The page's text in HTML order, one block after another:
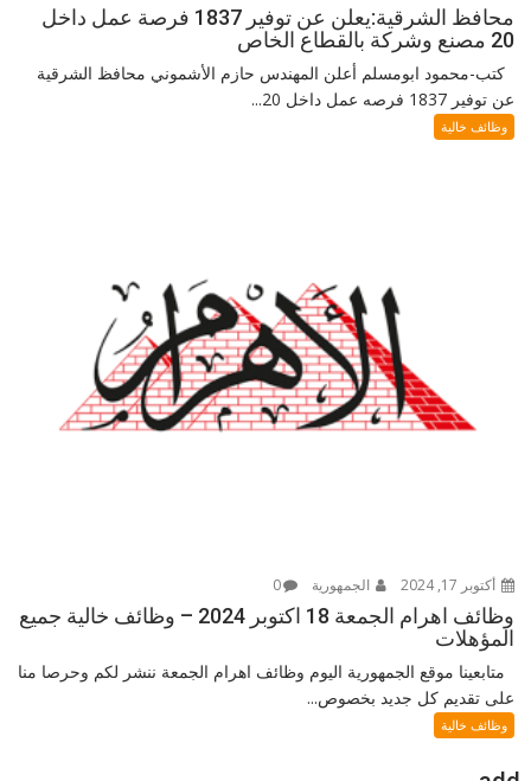
محافظ الشرقية:يعلن عن توفير 1837 فرصة عمل داخل
20 مصنع وشركة بالقطاع الخاص
كتب-محمود ابومسلم أعلن المهندس حازم الأشموني محافظ الشرقية
عن توفير 1837 فرصه عمل داخل 20...
وظائف خالية
أكتوبر 17, 2024 الجمهورية 0
وظائف اهرام الجمعة 18 اكتوبر 2024 – وظائف خالية جميع
المؤهلات
متابعينا موقع الجمهورية اليوم وظائف اهرام الجمعة ننشر لكم وحرصا منا
على تقديم كل جديد بخصوص...
وظائف خالية